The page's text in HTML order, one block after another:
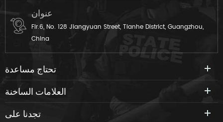
عنوان
Flr.6, No. 128 Jiangyuan Street, Tianhe District, Guangzhou,
China
تحتاج مساعدة
العلامات الساخنة
تجدنا على